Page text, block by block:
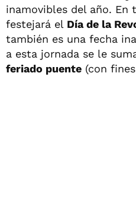
inamovibles del año. En
festejará el Día de la
también es una fecha
a esta jornada se le
feriado puente (con